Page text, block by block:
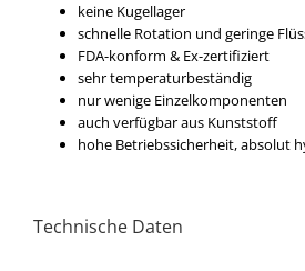
keine Kugellager
schnelle Rotation und geringe
FDA-konform & Ex-zertifiziert
sehr temperaturbeständig
nur wenige Einzelkomponenten
auch verfügbar aus Kunststoff
hohe Betriebssicherheit, absolut
Technische Daten